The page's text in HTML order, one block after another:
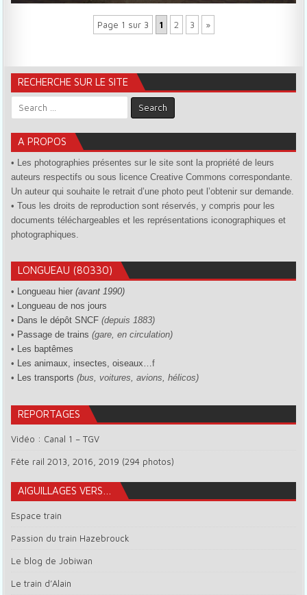
Page 1 sur 3 1 2 3 »
RECHERCHE SUR LE SITE
Search for:
A PROPOS
• Les photographies présentes sur le site sont la propriété de leurs
auteurs respectifs ou sous licence Creative Commons correspondante.
Un auteur qui souhaite le retrait d’une photo peut l’obtenir sur demande.
• Tous les droits de reproduction sont réservés, y compris pour les
documents téléchargeables et les représentations iconographiques et
photographiques.
LONGUEAU (80330)
• Longueau hier (avant 1990)
• Longueau de nos jours
• Dans le dépôt SNCF (depuis 1883)
• Passage de trains (gare, en circulation)
• Les baptêmes
• Les animaux, insectes, oiseaux…f
• Les transports (bus, voitures, avions, hélicos)
REPORTAGES
Vidéo : Canal 1 – TGV
Fête rail 2013, 2016, 2019 (294 photos)
AIGUILLAGES VERS…
Espace train
Passion du train Hazebrouck
Le blog de Jobiwan
Le train d’Alain